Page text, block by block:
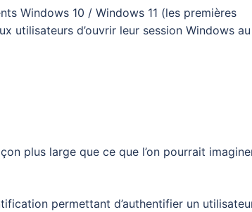
Windows 10 / Windows 11 (les premières
utilisateurs d’ouvrir leur session Windows au
plus large que ce que l’on pourrait
permettant d’authentifier un